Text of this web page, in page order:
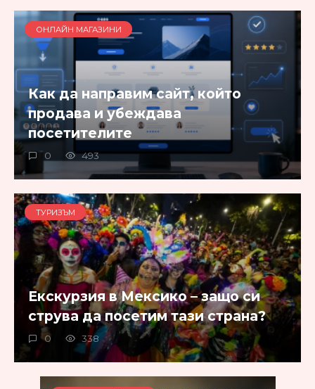
ОНЛАЙН МАГАЗИНИ
Как да направим сайт, който
продава и убеждава
посетителите
0 493
ТУРИЗЪМ
Екскурзия в Мексико – защо си
струва да посетим тази страна?
0 338